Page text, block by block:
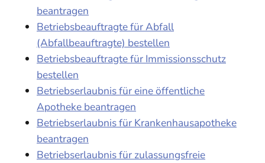
beantragen
Betriebsbeauftragte für Abfall
(Abfallbeauftragte) bestellen
Betriebsbeauftragte für Immissionsschutz
bestellen
Betriebserlaubnis für eine öffentliche
Apotheke beantragen
Betriebserlaubnis für Krankenhausapotheke
beantragen
Betriebserlaubnis für zulassungsfreie